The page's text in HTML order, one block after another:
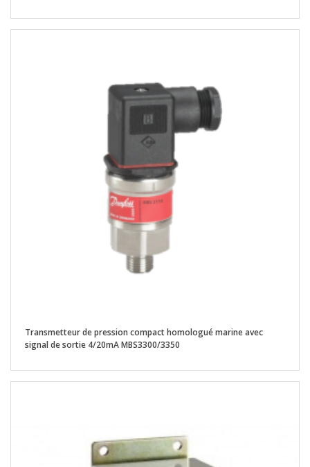
Transmetteur de pression compact homologué marine avec
signal de sortie 4/20mA MBS3300/3350